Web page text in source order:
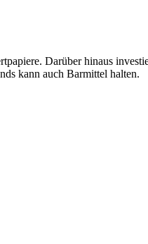
Darüber hinaus
kann auch Barmittel halten.